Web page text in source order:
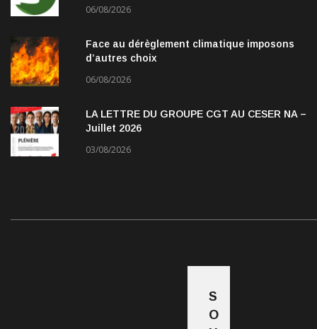
06/08/2026
Face au dérèglement climatique imposons
d’autres choix
06/08/2026
LA LETTRE DU GROUPE CGT AU CESER NA –
Juillet 2026
03/08/2026
S
O